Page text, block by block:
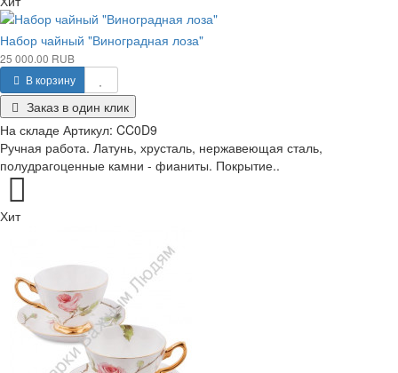
Набор чайный "Виноградная лоза"
25 000.00 RUB
В корзину
Заказ в один клик
На складе Артикул: CC0D9
Ручная работа. Латунь, хрусталь, нержавеющая сталь,
полудрагоценные камни - фианиты. Покрытие..
Хит